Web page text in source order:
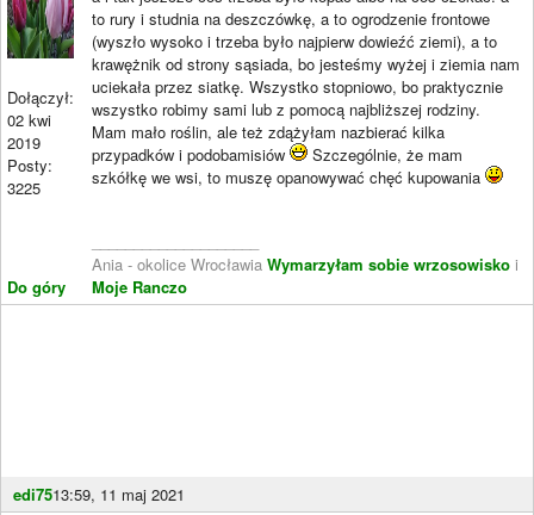
Dołączył:
02 kwi
2019
Posty:
3225
Do góry
to rury i studnia na deszczówkę, a to ogrodzenie frontowe
(wyszło wysoko i trzeba było najpierw dowieźć ziemi), a to
krawężnik od strony sąsiada, bo jesteśmy wyżej i ziemia nam
uciekała przez siatkę. Wszystko stopniowo, bo praktycznie
wszystko robimy sami lub z pomocą najbliższej rodziny.
Mam mało roślin, ale też zdążyłam nazbierać kilka
przypadków i podobamisiów
Szczególnie, że mam
szkółkę we wsi, to muszę opanowywać chęć kupowania
Ania - okolice Wrocławia Wymarzyłam sobie wrzosowisko i
Moje Ranczo
edi7513:59, 11 maj 2021